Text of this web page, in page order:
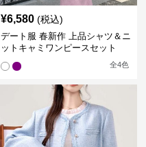
¥6,580 (税込)
デート服 春新作 上品シャツ＆ニ
ットキャミワンピースセット
全4色